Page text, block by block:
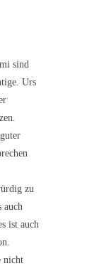
sind
Urs
zu
auch
ist auch
nicht